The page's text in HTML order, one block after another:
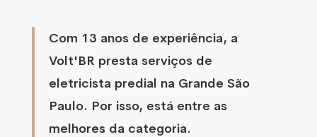
Com 13 anos de experiência, a
Volt'BR presta serviços de
eletricista predial na Grande São
Paulo. Por isso, está entre as
melhores da categoria.